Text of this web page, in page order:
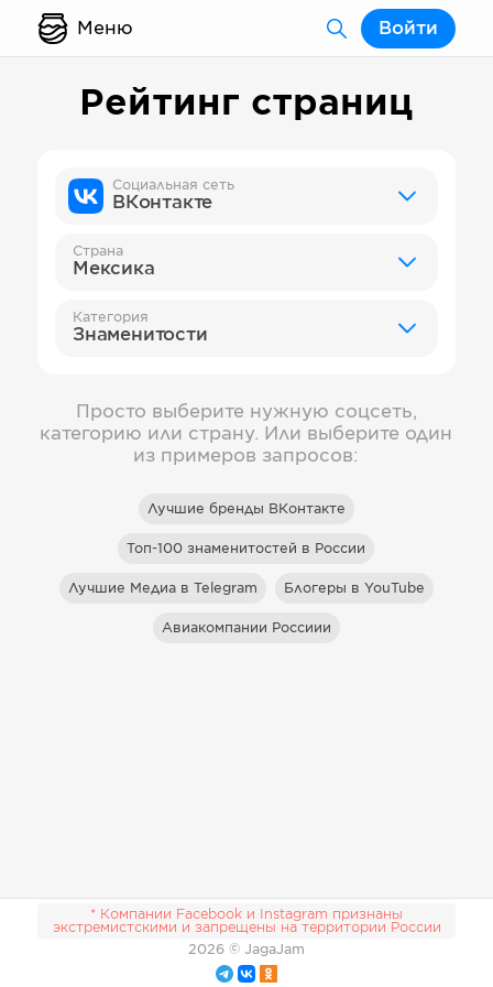
Меню Войти
Рейтинг страниц
Социальная сеть
ВКонтакте
Страна
Мексика
Категория
Знаменитости
Просто выберите нужную соцсеть,
категорию или страну. Или выберите один
из примеров запросов:
Лучшие бренды ВКонтакте
Топ-100 знаменитостей в России
Лучшие Медиа в Telegram Блогеры в YouTube
Авиакомпании Россиии
* Компании Facebook и Instagram признаны
экстремистскими и запрещены на территории России
2026 © JagaJam